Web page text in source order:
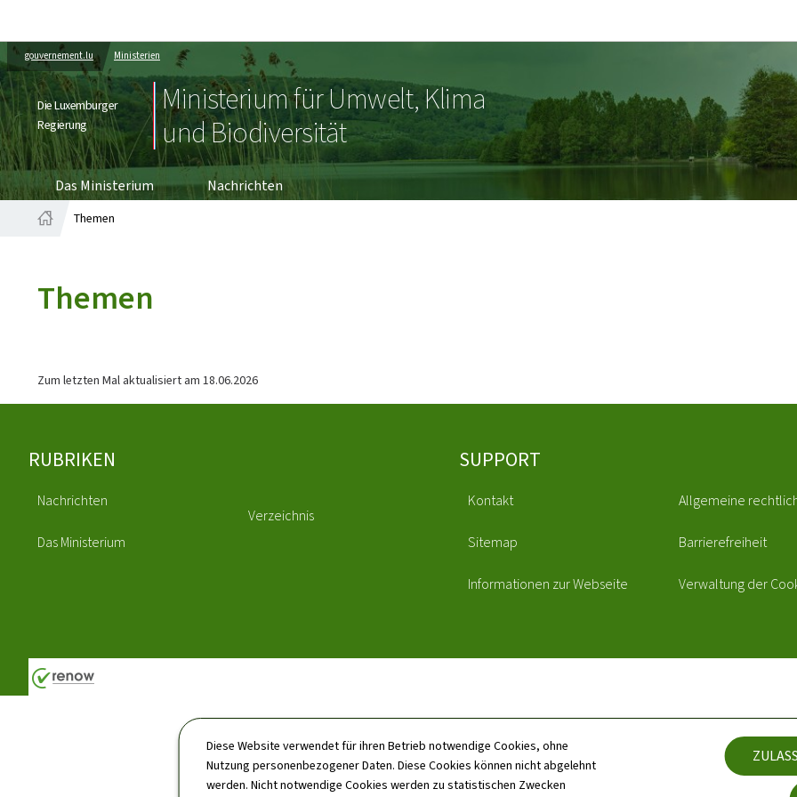
Diese Website verwendet für ihren Betrieb notwendige Cookies, ohne
Nutzung personenbezogener Daten. Diese Cookies können nicht abgelehnt
werden. Nicht notwendige Cookies werden zu statistischen Zwecken
gouvernement.lu Ministerien
Die Luxemburger
Regierung
Ministerium für Umwelt, Klima
und Biodiversität
Das Ministerium
Nachrichten
Themen
Themen
Zum letzten Mal aktualisiert am 18.06.2026
Footer
RUBRIKEN
Nachrichten
Das Ministerium
Verzeichnis
SUPPORT
Kontakt
Sitemap
Informationen zur Webseite
Allgemeine
Barrierefreiheit
Verwaltung der